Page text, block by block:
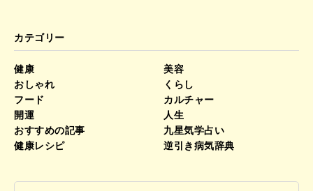
カテゴリー
健康
美容
おしゃれ
くらし
フード
カルチャー
開運
人生
おすすめの記事
九星気学占い
健康レシピ
逆引き病気辞典